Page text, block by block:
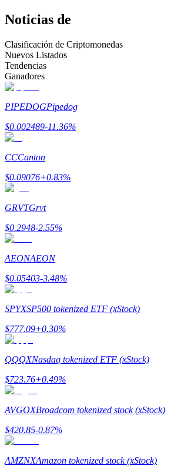
Información
Análisis de big data que incluye
Aprenda cómo mantenerse rentable
Noticias de
Clasificación de Criptomonedas
Nuevos Listados
Tendencias
Ganadores
PIPEDOGPipedog
$0.002489-11.36%
CCCanton
$0.09076+0.83%
GRVTGrvt
$0.2948-2.55%
AEONAEON
$0.05403-3.48%
SPYXSP500 tokenized ETF (xStock)
$777.09+0.30%
QQQXNasdaq tokenized ETF (xStock)
$723.76+0.49%
AVGOXBroadcom tokenized stock (xStock)
$420.85-0.87%
AMZNXAmazon tokenized stock (xStock)